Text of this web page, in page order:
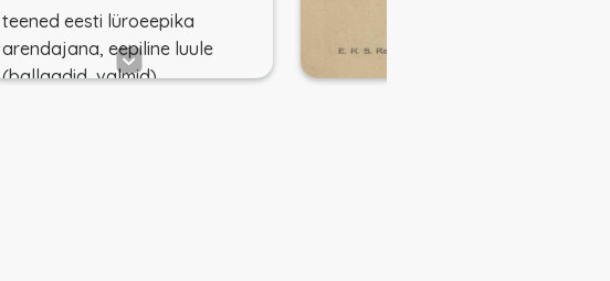
teened eesti lüroeepika
arendajana, eepiline luule
(ballaadid, valmid)